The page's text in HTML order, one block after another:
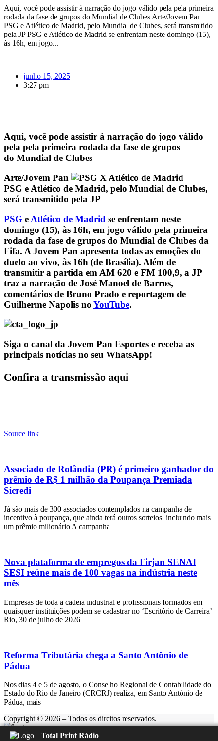
Aqui, você pode assistir à narração do jogo válido pela pela primeira
rodada da fase de grupos do Mundial de Clubes Arte/Jovem Pan
PSG e Atlético de Madrid, pelo Mundial de Clubes, será transmitido
pela JP PSG e Atlético de Madrid se enfrentam neste domingo (15),
às 16h, em jogo...
junho 15, 2025
3:27 pm
Aqui, você pode assistir à narração do jogo válido
pela pela primeira rodada da fase de grupos
do Mundial de Clubes
Arte/Jovem Pan
PSG e Atlético de Madrid, pelo Mundial de Clubes,
será transmitido pela JP
PSG e Atlético de Madrid se enfrentam neste
domingo (15), às 16h, em jogo válido pela primeira
rodada da fase de grupos do Mundial de Clubes da
Fifa. A Jovem Pan apresenta todas as emoções do
duelo ao vivo, às 16h (de Brasília). Além de
transmitir a partida em AM 620 e FM 100,9, a JP
traz a narração de José Manoel de Barros,
comentários de Bruno Prado e reportagem de
Guilherme Napolis no YouTube.
Siga o canal da Jovem Pan Esportes e receba as
principais notícias no seu WhatsApp!
Confira a transmissão aqui
Source link
Associado de Rolândia (PR) é primeiro ganhador do
prêmio de R$ 1 milhão da Poupança Premiada
Sicredi
Já são mais de 300 associados contemplados na campanha de
incentivo à poupança, que ainda terá outros sorteios, incluindo mais
um prêmio milionário A campanha
Nova plataforma de empregos da Firjan SENAI
SESI reúne mais de 100 vagas na indústria neste
mês
Empresas de toda a cadeia industrial e profissionais formados em
quaisquer instituições podem se cadastrar no ‘Escritório de Carreira’
Rio, 30 de julho de 2026
Reforma Tributária chega a Santo Antônio de
Pádua
Nos dias 4 e 5 de agosto, o Conselho Regional de Contabilidade do
Estado do Rio de Janeiro (CRCRJ) realiza, em Santo Antônio de
Pádua, mais
Copyright © 2026 – Todos os direitos reservados.
Total Print Rádio
Rádio Feliz